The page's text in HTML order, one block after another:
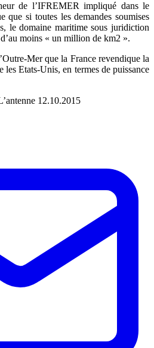
de l’IFREMER impliqué dans le
que si toutes les demandes soumises
le domaine maritime sous juridiction
moins « un million de km2 ».
Mer que la France revendique la
les Etats-Unis, en termes de puissance
12.10.2015